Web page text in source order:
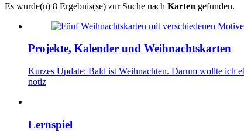
Es wurde(n) 8 Ergebnis(se) zur Suche nach Karten gefunden.
Projekte, Kalender und Weihnachtskarten
Kurzes Update: Bald ist Weihnachten. Darum wollte ich
notiz
Lernspiel